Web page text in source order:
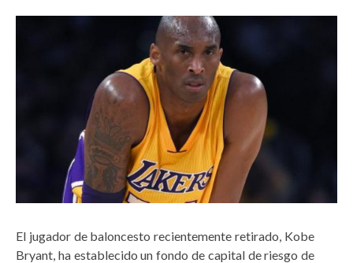
El jugador de baloncesto recientemente retirado, Kobe
Bryant, ha establecido un fondo de capital de riesgo de